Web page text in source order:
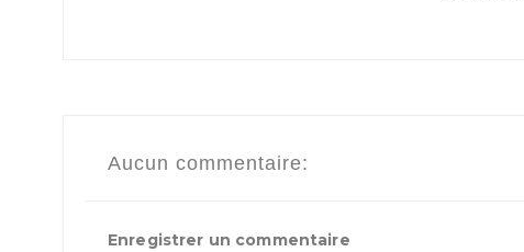
Aucun commentaire:
Enregistrer un commentaire